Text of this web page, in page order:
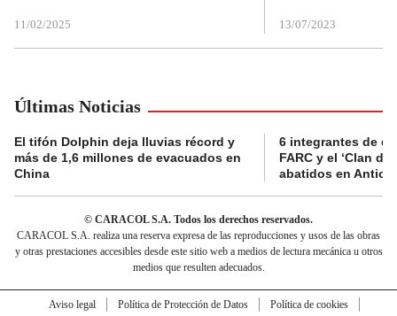
11/02/2025 13/07/2023
Últimas Noticias
El tifón Dolphin deja lluvias récord y
más de 1,6 millones de evacuados en
China
6 integrantes de
FARC y el ‘Clan
abatidos en
© CARACOL S.A. Todos los derechos reservados.
CARACOL S.A. realiza una reserva expresa de las reproducciones y usos de las obras
y otras prestaciones accesibles desde este sitio web a medios de lectura mecánica u otros
medios que resulten adecuados.
Aviso legal Política de Protección de Datos
Política de cookies